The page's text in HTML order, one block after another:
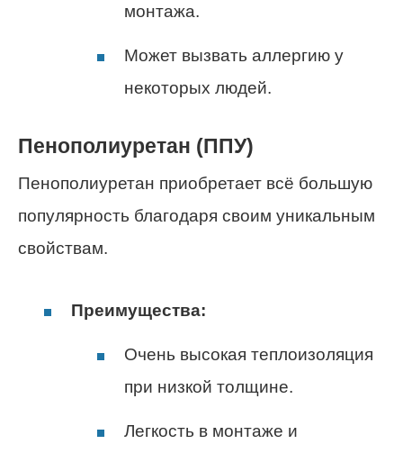
монтажа.
Может вызвать аллергию у
некоторых людей.
Пенополиуретан (ППУ)
Пенополиуретан приобретает всё большую
популярность благодаря своим уникальным
свойствам.
Преимущества:
Очень высокая теплоизоляция
при низкой толщине.
Легкость в монтаже и